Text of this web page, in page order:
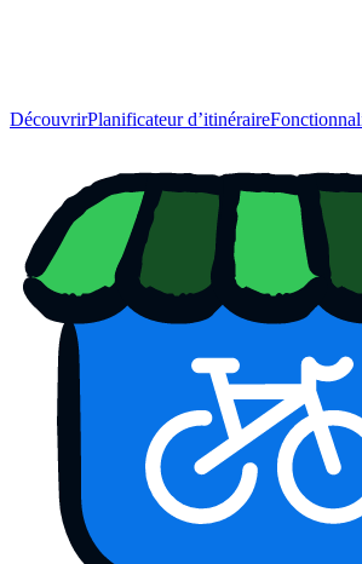
DécouvrirPlanificateur d’itinéraire